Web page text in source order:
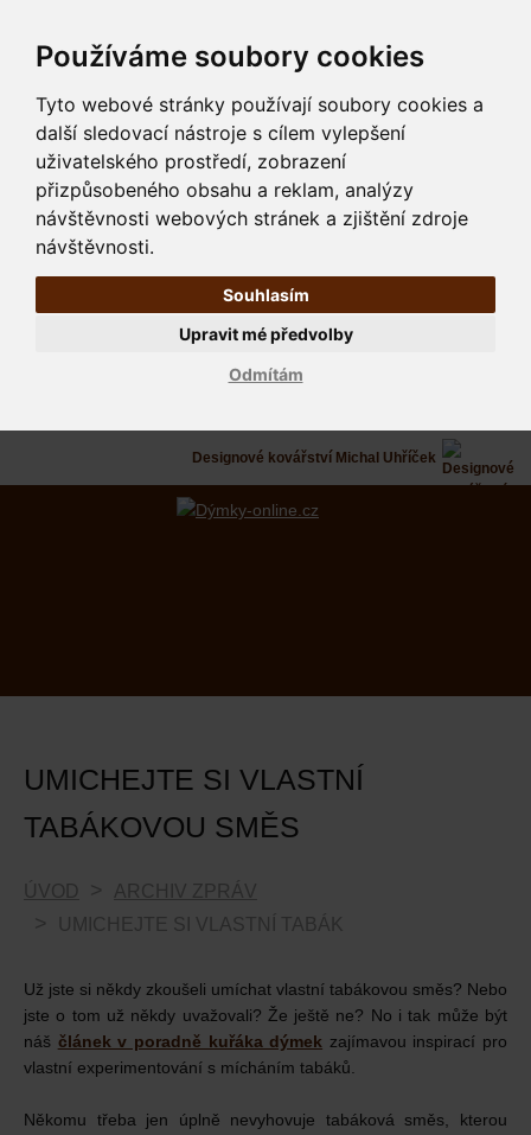
Používáme soubory cookies
Tyto webové stránky používají soubory cookies a
další sledovací nástroje s cílem vylepšení
uživatelského prostředí, zobrazení
přizpůsobeného obsahu a reklam, analýzy
návštěvnosti webových stránek a zjištění zdroje
návštěvnosti.
Souhlasím
Odmítám
Upravit mé předvolby
Designové kovářství Michal Uhříček
UMICHEJTE SI VLASTNÍ
TABÁKOVOU SMĚS
ÚVOD
ARCHIV ZPRÁV
UMICHEJTE SI VLASTNÍ TABÁK
Už jste si někdy zkoušeli umíchat vlastní tabákovou směs? Nebo
jste o tom už někdy uvažovali? Že ještě ne? No i tak může být
náš článek v poradně kuřáka dýmek zajímavou inspirací pro
vlastní experimentování s mícháním tabáků.
Někomu třeba jen úplně nevyhovuje tabáková směs, kterou